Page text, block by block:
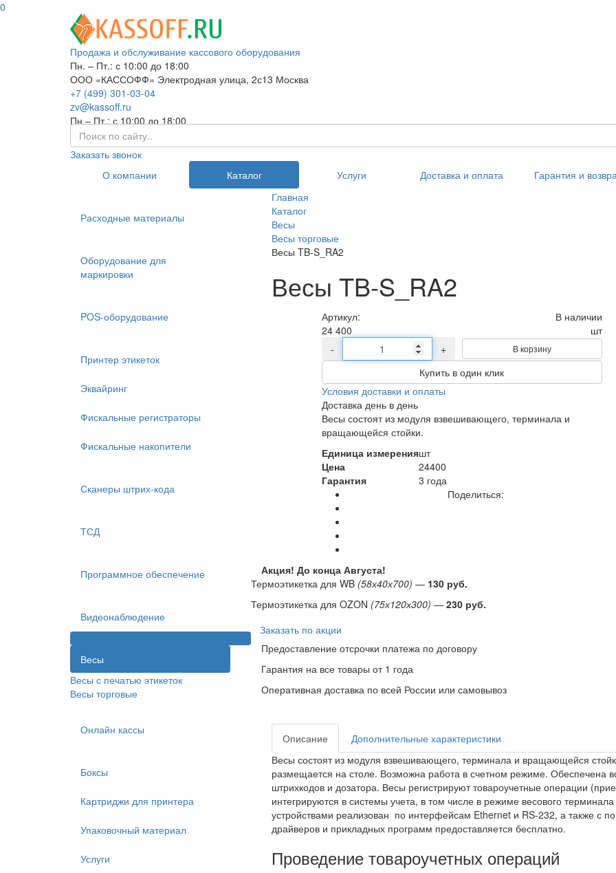
0
Продажа и обслуживание кассового оборудования
Пн. – Пт.: с 10:00 до 18:00
ООО «КАССОФФ» Электродная улица, 2с13 Москва
+7 (499) 301-03-04
zv@kassoff.ru
Пн.– Пт.: с 10:00 до 18:00
Заказать звонок
О компании
Каталог Услуги Доставка и оплата Гарантия и
Расходные материалы
Оборудование для
маркировки
POS-оборудование
Принтер этикеток
Эквайринг
Фискальные регистраторы
Фискальные накопители
Сканеры штрих-кода
ТСД
Программное обеспечение
Видеонаблюдение
Весы
Весы с печатью этикеток
Весы торговые
Онлайн кассы
Боксы
Картриджи для принтера
Упаковочный материал
Услуги
Главная
Каталог
Весы
Весы торговые
Весы TB-S_RA2
Весы TB-S_RA2
Артикул:
В наличии
24 400
шт
-
+ В корзину
Купить в один клик
Условия доставки и оплаты
Доставка день в день
Весы состоят из модуля взвешивающего, терминала и
вращающейся стойки.
Единица измеренияшт
Цена
24400
Гарантия
3 года
Поделиться:
Акция! До конца Августа!
Термоэтикетка для WB (58х40х700) — 130 руб.
Термоэтикетка для OZON (75х120х300) — 230 руб.
Заказать по акции
Предоставление отсрочки платежа по договору
Гарантия на все товары от 1 года
Оперативная доставка по всей России или самовывоз
Описание
Дополнительные характеристики
Весы состоят из модуля взвешивающего, терминала и вращающейся
размещается на столе. Возможна работа в счетном режиме. Обеспечена
штрихкодов и дозатора. Весы регистрируют товароучетные операции
интегрируются в системы учета, в том числе в режиме весового
устройствами реализован по интерфейсам Ethernet и RS-232, а также с
драйверов и прикладных программ предоставляется бесплатно.
Проведение товароучетных операций